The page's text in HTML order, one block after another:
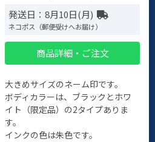
発送日：8月10日(月)
ネコポス（郵便受けへお届け）
商品詳細・ご注文
大きめサイズのネーム印です。
ボディカラーは、ブラックとホワ
イト（限定品）の2タイプありま
す。
インクの色は朱色です。